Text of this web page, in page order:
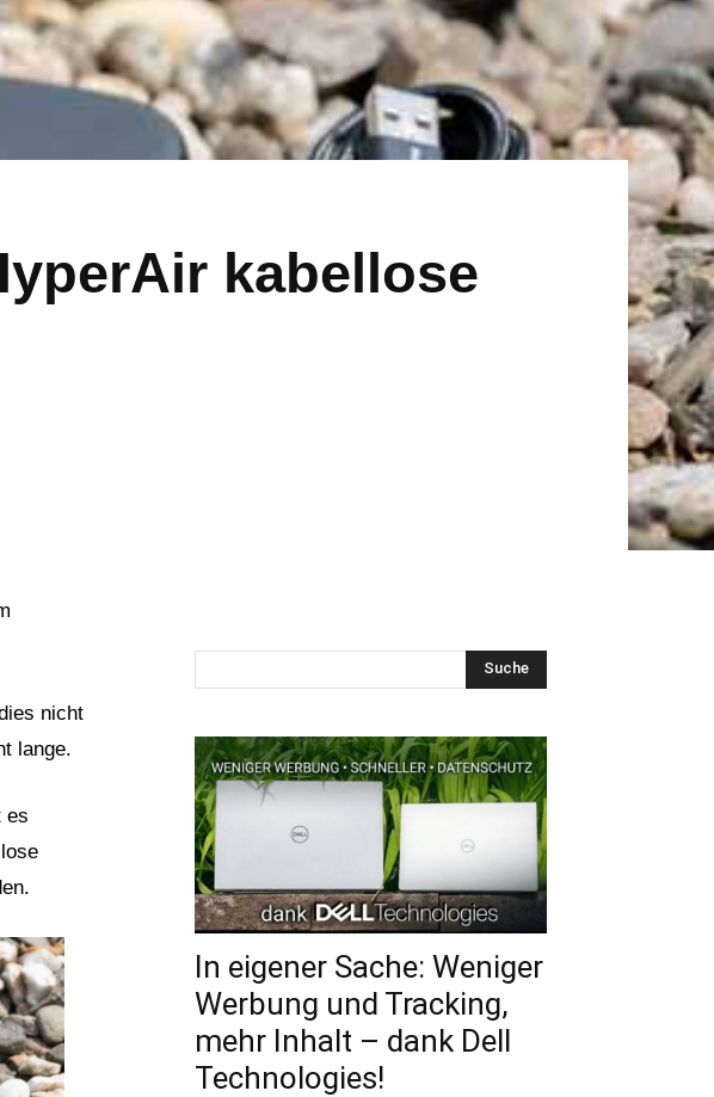
kabellose
nicht
lange.
es
Suche
In eigener Sache: Weniger
Werbung und Tracking,
mehr Inhalt – dank Dell
Technologies!